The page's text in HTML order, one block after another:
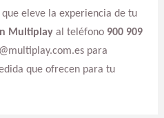
eleve la experiencia de tu
Multiplayal teléfono 900 909
para
que ofrecen para tu